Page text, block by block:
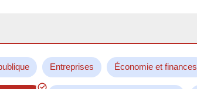
Entreprises Économie et finances